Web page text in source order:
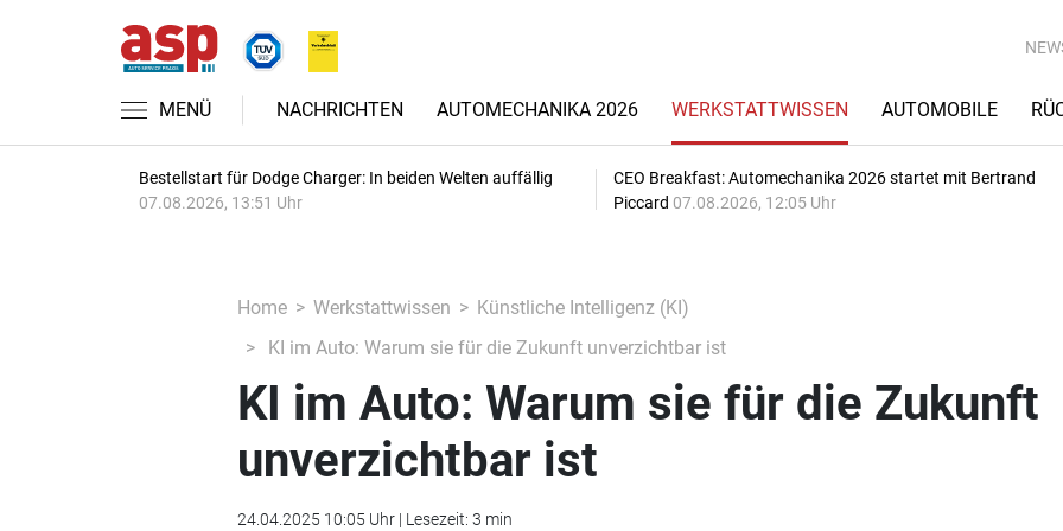
MENÜ NACHRICHTEN AUTOMECHANIKA 2026 WERKSTATTWISSEN AUTOMOBILE
Bestellstart für Dodge Charger: In beiden Welten auffällig
07.08.2026, 13:51 Uhr
CEO Breakfast: Automechanika 2026 startet mit Bertrand
Piccard 07.08.2026, 12:05 Uhr
Home Werkstattwissen
Künstliche Intelligenz (KI)
KI im Auto: Warum sie für die Zukunft unverzichtbar ist
KI im Auto: Warum sie für die Zukunft
unverzichtbar ist
24.04.2025 10:05 Uhr | Lesezeit: 3 min